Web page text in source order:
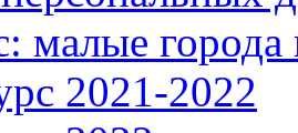
малые города
2021-2022